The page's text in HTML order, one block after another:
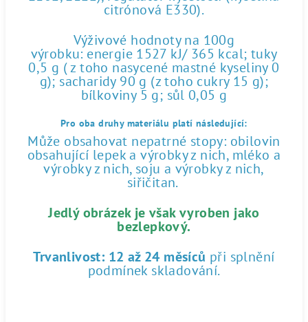
citrónová E330).
Výživové hodnoty na 100g
výrobku: energie 1527 kJ/ 365 kcal; tuky
0,5 g ( z toho nasycené mastné kyseliny 0
g); sacharidy 90 g (z toho cukry 15 g);
bílkoviny 5 g; sůl 0,05 g
Pro oba druhy materiálu platí následující:
Může obsahovat nepatrné stopy: obilovin
obsahující lepek a výrobky z nich, mléko a
výrobky z nich, soju a výrobky z nich,
siřičitan.
Jedlý obrázek je však vyroben jako
bezlepkový.
Trvanlivost: 12 až 24 měsíců při splnění
podmínek skladování.